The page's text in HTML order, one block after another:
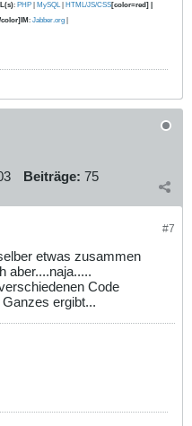
: PHP MySQL| HTML/JS/CSS[color=red] |
: Jabber.org
Beiträge: 75
#7
etwas zusammen
aber....naja.....
Code
ergibt...